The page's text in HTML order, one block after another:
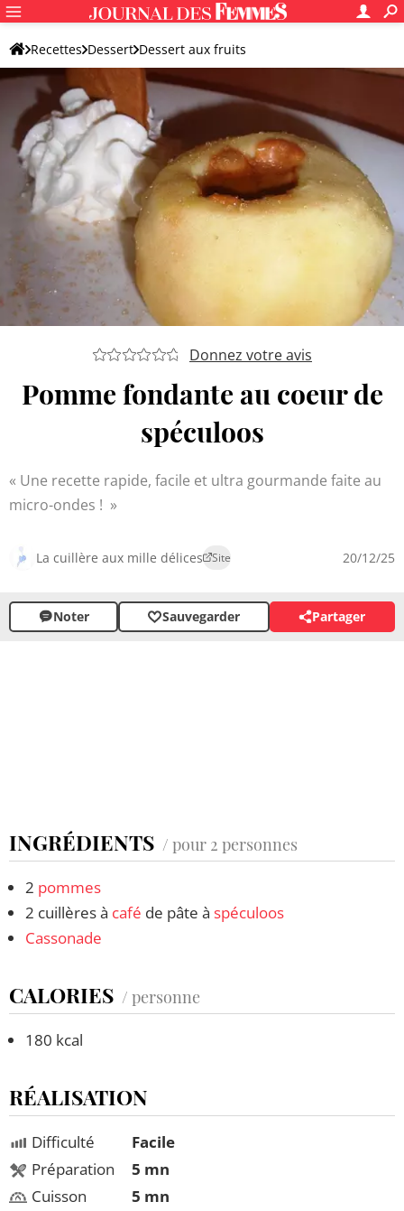
Recettes Dessert Dessert aux fruits
Dessert original aux fruits
Donnez votre avis
Pomme fondante au coeur de
spéculoos
Une recette rapide, facile et ultra gourmande faite au
micro-ondes !
La cuillère aux mille délices Site 20/12/25
Noter Sauvegarder Partager
INGRÉDIENTS / pour 2 personnes
2 pommes
2 cuillères à café de pâte à spéculoos
Cassonade
CALORIES / personne
180 kcal
RÉALISATION
Difficulté
Préparation
Cuisson
Facile
5 mn
5 mn